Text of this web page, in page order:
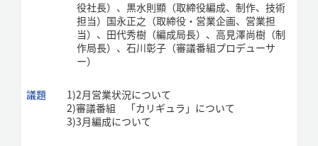
役社長）、黒水則顯（取締役編成、制作、技術
担当）国永正之（取締役・営業企画、営業担
当）、田代秀樹（編成局長）、高見澤尚樹（制
作局長）、石川彰子（審議番組プロデューサ
ー）
議題 1)2月営業状況について
2)審議番組 「カリギュラ」について
3)3月編成について